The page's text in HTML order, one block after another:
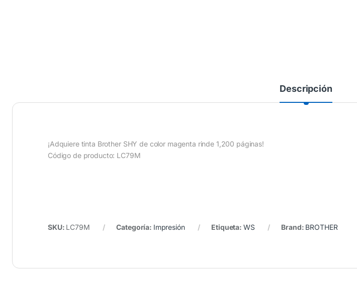
Descripción
¡Adquiere tinta Brother SHY de color magenta rinde 1,200 páginas!
Código de producto: LC79M
SKU: LC79M Categoría: Impresión Etiqueta: WS Brand: BROTHER